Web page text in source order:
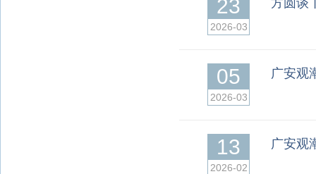
23
2026-03
方圆谈
05
2026-03
广安观
13
2026-02
广安观